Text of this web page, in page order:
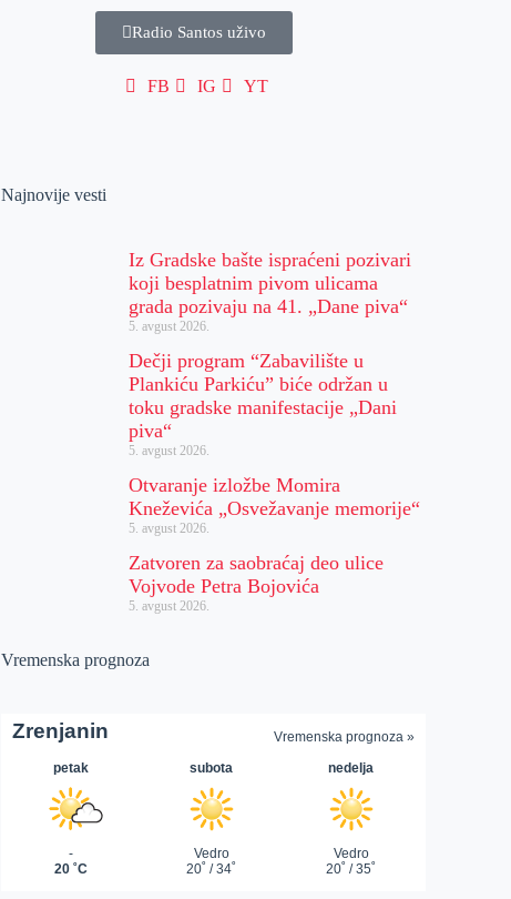
Radio Santos uživo
FB IG YT
Najnovije vesti
Iz Gradske bašte ispraćeni pozivari
koji besplatnim pivom ulicama
grada pozivaju na 41. „Dane piva“
5. avgust 2026.
Dečji program “Zabavilište u
Plankiću Parkiću” biće održan u
toku gradske manifestacije „Dani
piva“
5. avgust 2026.
Otvaranje izložbe Momira
Kneževića „Osvežavanje memorije“
5. avgust 2026.
Zatvoren za saobraćaj deo ulice
Vojvode Petra Bojovića
5. avgust 2026.
Vremenska prognoza